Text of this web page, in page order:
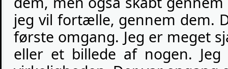
jeg vil fortælle, gennem dem.
første omgang. Jeg er meget
eller et billede af nogen.